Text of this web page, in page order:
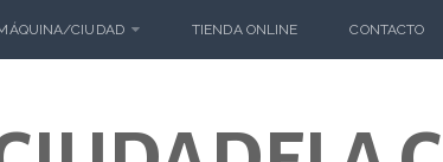
CIUDAD TIENDA ONLINE CONTACTO